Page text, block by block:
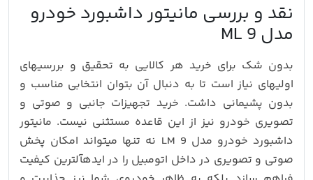
نقد و بررسی مانیتور داشبورد خودرو
مدل 9 ML
بدون شک برای خرید هر کالایی به تحقیق و بررسیهای
اولیهای نیاز است تا به دنبال آن بتوان انتخابی مناسب و
بدون پشیمانی داشت. خرید تجهیزات جانبی و صوتی و
تصویری خودرو نیز از این قاعده مستثنی نیست. مانیتور
داشبورد خودرو مدل 9 LM نه تنها میتواند امکان پخش
صوتی و تصویری در داخل اتومبیل را در ایدهآلترین کیفیت